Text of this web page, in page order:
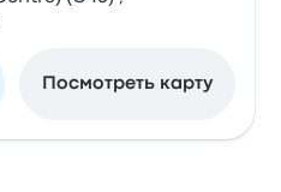
Посмотреть карту